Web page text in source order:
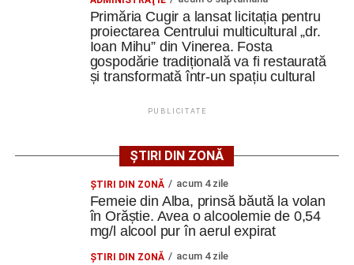
Primăria Cugir a lansat licitația pentru
proiectarea Centrului multicultural „dr.
Ioan Mihu” din Vinerea. Fosta
gospodărie tradițională va fi restaurată
și transformată într-un spațiu cultural
PUBLICITATE
ȘTIRI DIN ZONĂ
ŞTIRI DIN ZONĂ acum 4 zile
Femeie din Alba, prinsă băută la volan
în Orăștie. Avea o alcoolemie de 0,54
mg/l alcool pur în aerul expirat
ŞTIRI DIN ZONĂ acum 4 zile